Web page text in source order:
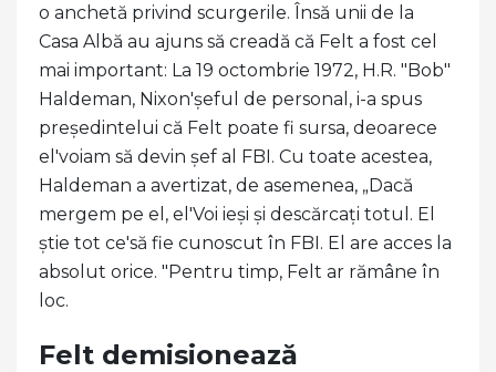
o anchetă privind scurgerile. Însă unii de la
Casa Albă au ajuns să creadă că Felt a fost cel
mai important: La 19 octombrie 1972, H.R. "Bob"
Haldeman, Nixon'șeful de personal, i-a spus
președintelui că Felt poate fi sursa, deoarece
el'voiam să devin șef al FBI. Cu toate acestea,
Haldeman a avertizat, de asemenea, „Dacă
mergem pe el, el'Voi ieși și descărcați totul. El
știe tot ce'să fie cunoscut în FBI. El are acces la
absolut orice. "Pentru timp, Felt ar rămâne în
loc.
Felt demisionează